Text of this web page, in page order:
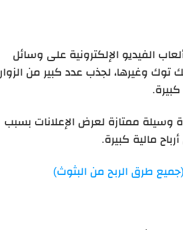
الفيديو الإلكترونية على وسائل
وغيرها، لجذب عدد كبير من الزوار
وسيلة ممتازة لعرض الإعلانات بسبب
مالية كبيرة.
(جميع طرق الربح من البثوث)